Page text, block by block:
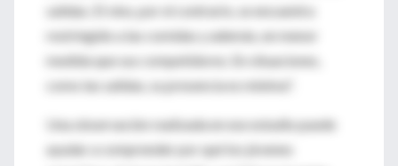
salidas. El vino, por el contrario, se encuentra
restringido a las comidas y además, en menor
medida que sus competidores. En situaciones,
como las salidas, su presencia es mínima".
Una observación realizada en ese estudio puede
ayudar a comprender por qué los jóvenes